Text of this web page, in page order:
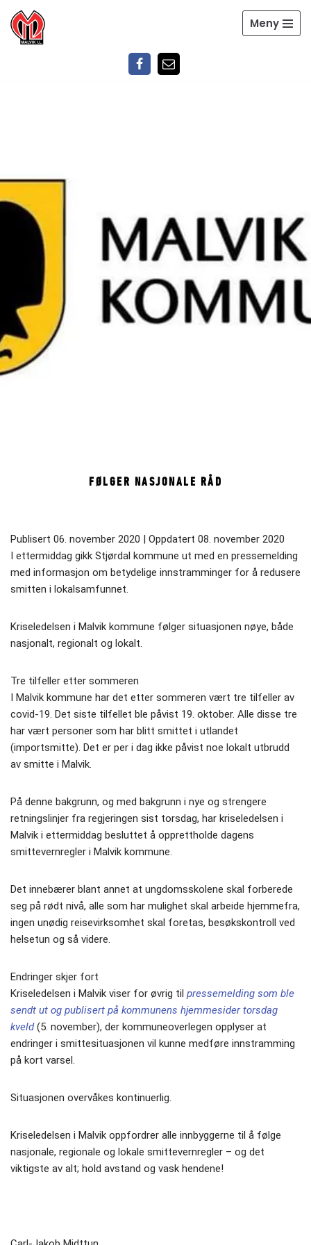
Hopp
Meny
FØLGER NASJONALE RÅD
Publisert 06. november 2020 | Oppdatert 08. november 2020
I ettermiddag gikk Stjørdal kommune ut med en pressemelding
med informasjon om betydelige innstramminger for å redusere
smitten i lokalsamfunnet.
Kriseledelsen i Malvik kommune følger situasjonen nøye, både
nasjonalt, regionalt og lokalt.
Tre tilfeller etter sommeren
I Malvik kommune har det etter sommeren vært tre tilfeller av
covid-19. Det siste tilfellet ble påvist 19. oktober. Alle disse tre
har vært personer som har blitt smittet i utlandet
(importsmitte). Det er per i dag ikke påvist noe lokalt utbrudd
av smitte i Malvik.
På denne bakgrunn, og med bakgrunn i nye og strengere
retningslinjer fra regjeringen sist torsdag, har kriseledelsen i
Malvik i ettermiddag besluttet å opprettholde dagens
smittevernregler i Malvik kommune.
Det innebærer blant annet at ungdomsskolene skal forberede
seg på rødt nivå, alle som har mulighet skal arbeide hjemmefra,
ingen unødig reisevirksomhet skal foretas, besøkskontroll ved
helsetun og så videre.
Endringer skjer fort
Kriseledelsen i Malvik viser for øvrig til pressemelding som ble
sendt ut og publisert på kommunens hjemmesider torsdag
kveld (5. november), der kommuneoverlegen opplyser at
endringer i smittesituasjonen vil kunne medføre innstramming
på kort varsel.
Situasjonen overvåkes kontinuerlig.
Kriseledelsen i Malvik oppfordrer alle innbyggerne til å følge
nasjonale, regionale og lokale smittevernregler – og det
viktigste av alt; hold avstand og vask hendene!